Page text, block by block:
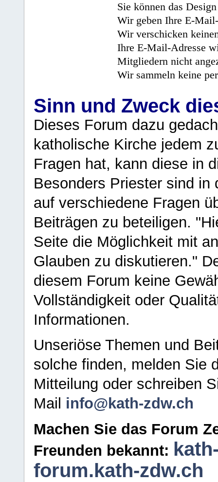
Sie können das
Wir geben Ihre E-
Wir verschicken
Ihre E-Mail-Adresse
Mitgliedern nicht
Wir sammeln keine
Sinn und Zweck
Dieses Forum dazu
katholische Kirche jedem
Fragen hat, kann diese in
Besonders Priester sind in
auf verschiedene Fragen
Beiträgen zu beteiligen.
Seite die Möglichkeit mit
Glauben zu diskutieren."
diesem Forum keine
Vollständigkeit oder
Informationen.
Unseriöse Themen und
solche finden, melden Sie
Mitteilung oder schreiben
Mail info@kath-zdw.ch
Machen Sie das Forum
Freunden bekannt:
forum.kath-zdw.ch